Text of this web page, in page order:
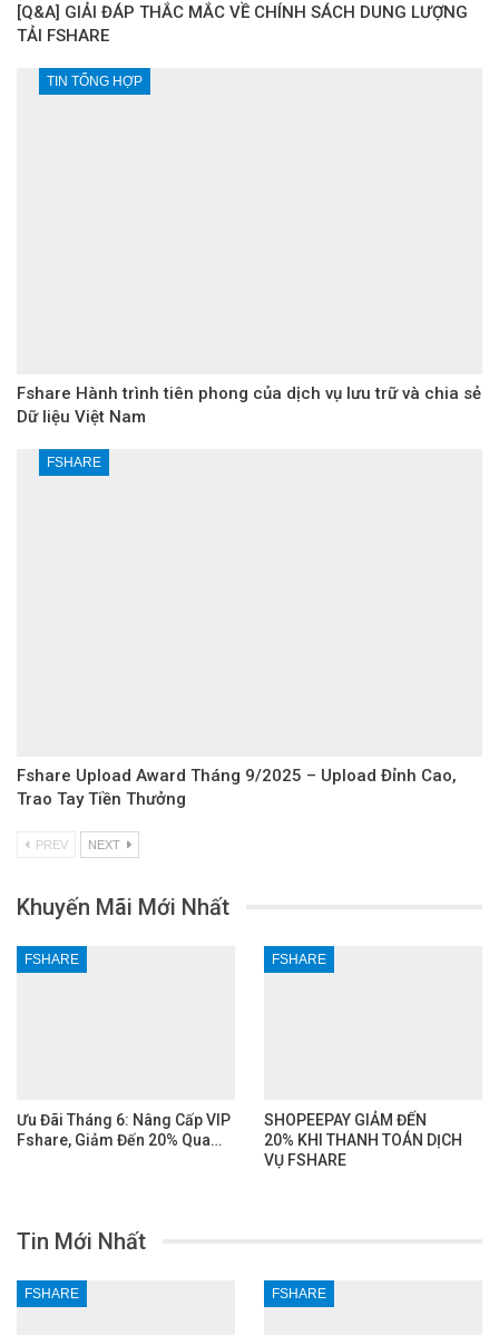
[Q&A] GIẢI ĐÁP THẮC MẮC VỀ CHÍNH SÁCH DUNG LƯỢNG
TẢI FSHARE
TIN TỔNG HỢP
Fshare Hành trình tiên phong của dịch vụ lưu trữ và chia sẻ
Dữ liệu Việt Nam
FSHARE
Fshare Upload Award Tháng 9/2025 – Upload Đỉnh Cao,
Trao Tay Tiền Thưởng
PREV NEXT
Khuyến Mãi Mới Nhất
FSHARE
Ưu Đãi Tháng 6: Nâng Cấp VIP
Fshare, Giảm Đến 20% Qua…
FSHARE
SHOPEEPAY GIẢM ĐẾN
20% KHI THANH TOÁN DỊCH
VỤ FSHARE
Tin Mới Nhất
FSHARE FSHARE